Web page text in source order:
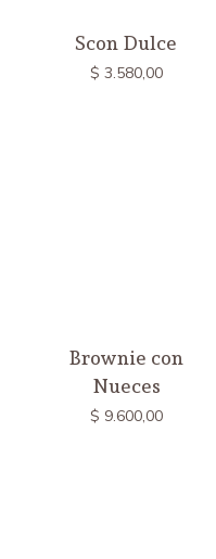
Scon Dulce
$ 3.580,00
Brownie con
Nueces
$ 9.600,00